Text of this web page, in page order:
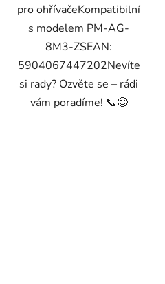
pro ohřívačeKompatibilní
s modelem PM-AG-
8M3-ZSEAN:
5904067447202Nevíte
si rady? Ozvěte se – rádi
vám poradíme! 📞😊